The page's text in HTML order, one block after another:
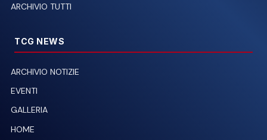
ARCHIVIO TUTTI
TCG NEWS
ARCHIVIO NOTIZIE
EVENTI
GALLERIA
HOME